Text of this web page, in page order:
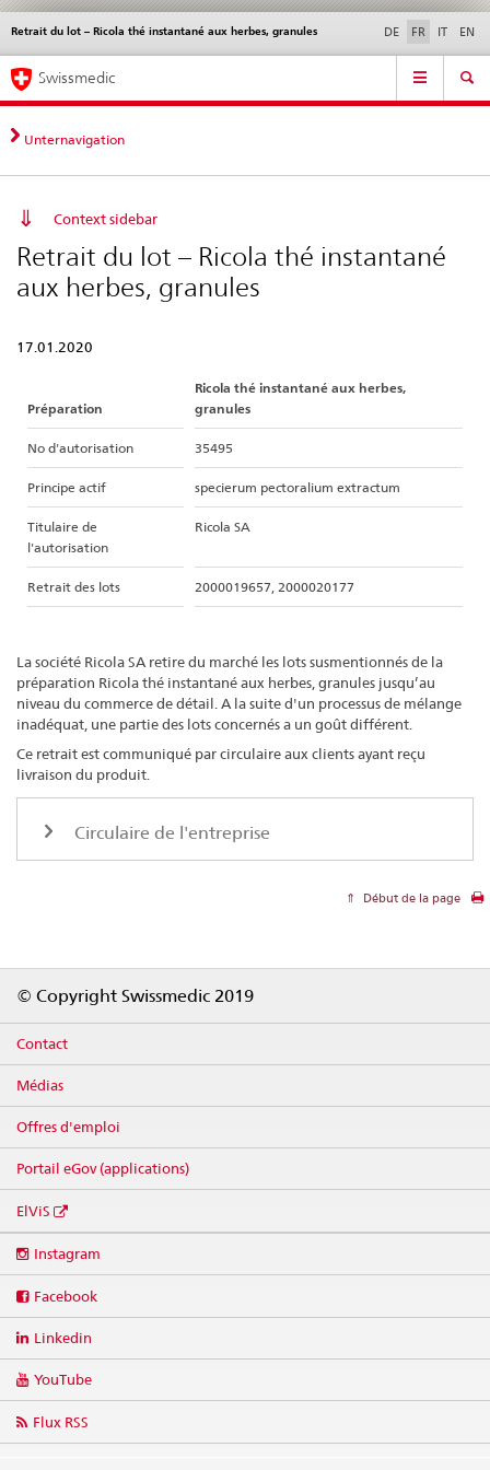
Navigation
directe:
actualités,
bases
contact
Actualités & Mises à
normes
Contact | Support &
aide
Retrait du lot – Ricola thé instantané aux herbes, granules DE FR IT EN
Service
Navigation
Swissmedic
Unternavigation
Context sidebar
Retrait du lot – Ricola thé instantané
aux herbes, granules
17.01.2020
Préparation
Ricola thé instantané aux herbes,
granules
No d'autorisation 35495
Principe actif specierum pectoralium extractum
Titulaire de
l'autorisation
Ricola SA
Retrait des lots 2000019657, 2000020177
La société Ricola SA retire du marché les lots susmentionnés de la
préparation Ricola thé instantané aux herbes, granules jusqu’au
niveau du commerce de détail. A la suite d'un processus de mélange
inadéquat, une partie des lots concernés a un goût différent.
Ce retrait est communiqué par circulaire aux clients ayant reçu
livraison du produit.
Circulaire de l'entreprise
Début de la page
© Copyright Swissmedic 2019
Contact
Médias
Offres d'emploi
Portail eGov (applications)
ElViS
media
Instagram
Facebook
Linkedin
YouTube
Flux RSS